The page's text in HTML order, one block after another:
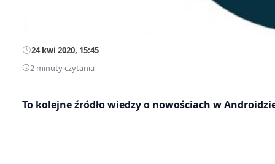
24 kwi 2020, 15:45
2 minuty czytania
To kolejne źródło wiedzy o nowościach w